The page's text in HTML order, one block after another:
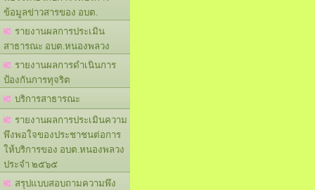
ข้อมูลข่าวสารของ อบต.
รายงานผลการประเมิน
สาธารณะ อบต.หนองพลวง
รายงานผลการดำเนินการ
ป้องกันการทุจริต
บริการสาธารณะ
รายงานผลการประเมินความ
พึงพอใจของประชาชนต่อการ
ให้บริการของ อบต.หนองพลวง
ประจำ ๒๕๖๕
สรุปแบบสอบถามความพึง